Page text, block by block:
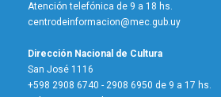
Atención telefónica de 9 a 18 hs.
centrodeinformacion@mec.gub.uy
Dirección Nacional de Cultura
San José 1116
+598 2908 6740 - 2908 6950 de 9 a 17 hs.